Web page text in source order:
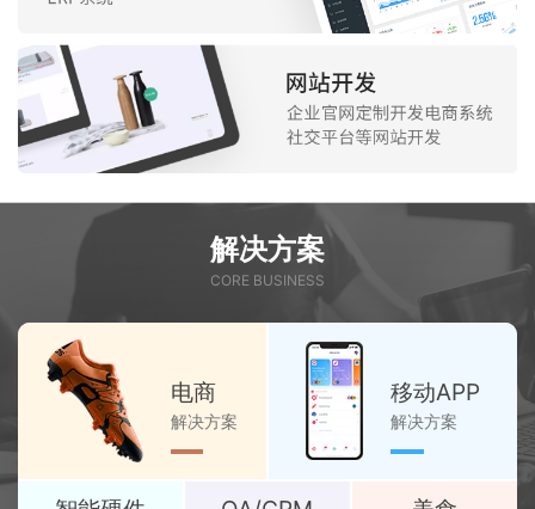
解决方案
CORE BUSINESS
电商
解决方案
移动APP
解决方案